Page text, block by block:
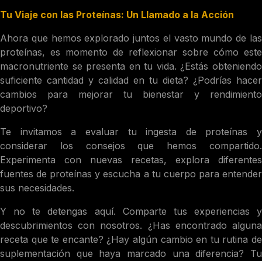
Tu Viaje con las Proteínas: Un Llamado a la Acción
Ahora que hemos explorado juntos el vasto mundo de las
proteínas, es momento de reflexionar sobre cómo este
macronutriente se presenta en tu vida. ¿Estás obteniendo
suficiente cantidad y calidad en tu dieta? ¿Podrías hacer
cambios para mejorar tu bienestar y rendimiento
deportivo?
Te invitamos a evaluar tu ingesta de proteínas y
considerar los consejos que hemos compartido.
Experimenta con nuevas recetas, explora diferentes
fuentes de proteínas y escucha a tu cuerpo para entender
sus necesidades.
Y no te detengas aquí. Comparte tus experiencias y
descubrimientos con nosotros. ¿Has encontrado alguna
receta que te encante? ¿Hay algún cambio en tu rutina de
suplementación que haya marcado una diferencia? Tu